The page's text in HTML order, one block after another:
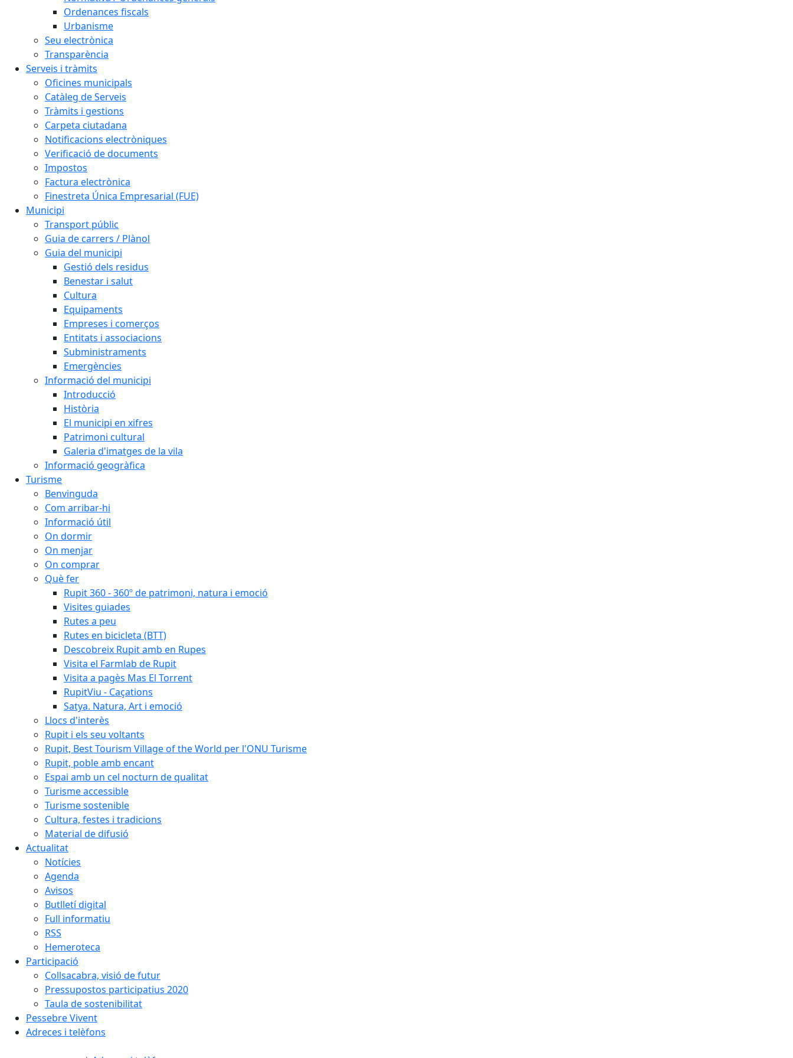
Ordenances fiscals
Urbanisme
Seu electrònica
Transparència
Serveis i tràmits
Oficines municipals
Catàleg de Serveis
Tràmits i gestions
Carpeta ciutadana
Notificacions electròniques
Verificació de documents
Impostos
Factura electrònica
Finestreta Única Empresarial (FUE)
Municipi
Transport públic
Guia de carrers / Plànol
Guia del municipi
Gestió dels residus
Benestar i salut
Cultura
Equipaments
Empreses i comerços
Entitats i associacions
Subministraments
Emergències
Informació del municipi
Introducció
Història
El municipi en xifres
Patrimoni cultural
Galeria d'imatges de la vila
Informació geogràfica
Turisme
Benvinguda
Com arribar-hi
Informació útil
On dormir
On menjar
On comprar
Què fer
Rupit 360 - 360º de patrimoni, natura i emoció
Visites guiades
Rutes a peu
Rutes en bicicleta (BTT)
Descobreix Rupit amb en Rupes
Visita el Farmlab de Rupit
Visita a pagès Mas El Torrent
RupitViu - Caçations
Satya. Natura, Art i emoció
Llocs d'interès
Rupit i els seu voltants
Rupit, Best Tourism Village of the World per l'ONU Turisme
Rupit, poble amb encant
Espai amb un cel nocturn de qualitat
Turisme accessible
Turisme sostenible
Cultura, festes i tradicions
Material de difusió
Actualitat
Notícies
Agenda
Avisos
Butlletí digital
Full informatiu
RSS
Hemeroteca
Participació
Collsacabra, visió de futur
Pressupostos participatius 2020
Taula de sostenibilitat
Pessebre Vivent
Adreces i telèfons